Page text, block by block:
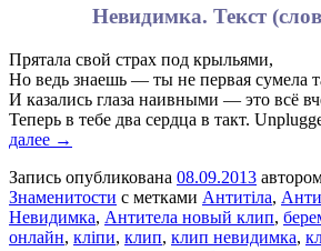
Невидимка. Текст
Прятала свой страх под крыльями,
Но ведь знаешь — ты не первая сумела
И казались глаза наивными — это всё
Теперь в тебе два сердца в такт.
далее →
Запись опубликована 08.09.2013
Знаменитости с метками Антитіла,
Невидимка, Антитела новый клип,
онлайн, кліпи, клип, клип невидимка,